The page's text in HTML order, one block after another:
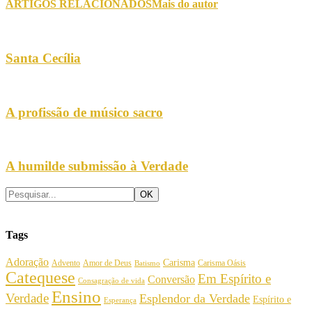
ARTIGOS RELACIONADOSMais do autor
Santa Cecília
A profissão de músico sacro
A humilde submissão à Verdade
Tags
Adoração Advento Amor de Deus Batismo Carisma Carisma Oásis
Catequese Consagração de vida Conversão Em Espírito e
VerdadeEnsino Esperança Esplendor da Verdade Espírito e